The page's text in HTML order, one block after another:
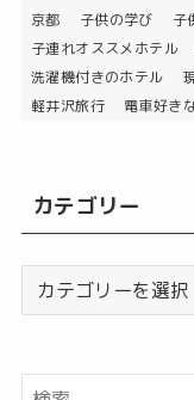
京都
子供の学び 子
子連れオススメホテル
洗濯機付きのホテル
軽井沢旅行
電車好き
カテゴリー
カ
テ
リ